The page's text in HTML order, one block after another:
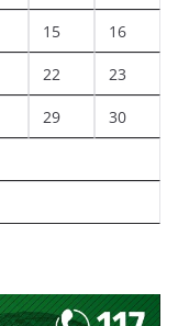
15 16
22 23
29 30